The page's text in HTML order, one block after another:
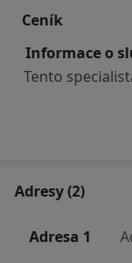
Ceník
Informace o
Tento
Adresy (2)
Adresa 1